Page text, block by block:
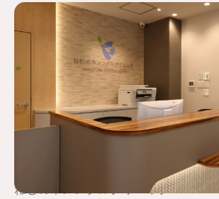
ねむの木メンタルクリニック